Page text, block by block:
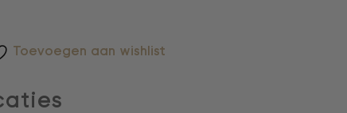
Toevoegen aan wishlist